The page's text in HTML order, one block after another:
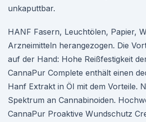
unkaputtbar.
HANF Fasern, Leuchtölen, Papier,
Arzneimitteln herangezogen. Die
auf der Hand: Hohe Reißfestigkeit
CannaPur Complete enthält einen
Hanf Extrakt in Öl mit dem Vorteile.
Spektrum an Cannabinoiden.
CannaPur Proaktive Wundschutz